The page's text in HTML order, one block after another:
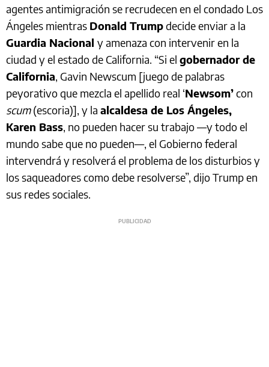
agentes antimigración se recrudecen en el condado Los
Ángeles mientras Donald Trumpdecide enviar a la
Guardia Nacional y amenaza con intervenir en la
ciudad y el estado de California. “Si el gobernador de
California, Gavin Newscum [juego de palabras
peyorativo que mezcla el apellido real ‘Newsom’con
scum(escoria)], y la alcaldesa de Los Ángeles,
Karen Bass, no pueden hacer su trabajo —y todo el
mundo sabe que no pueden—, el Gobierno federal
intervendrá y resolverá el problema de los disturbios y
los saqueadores como debe resolverse”, dijo Trump en
sus redes sociales.